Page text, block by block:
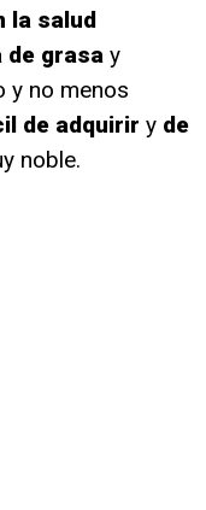
la salud
de grasay
y no menos
de adquirir y de
noble.